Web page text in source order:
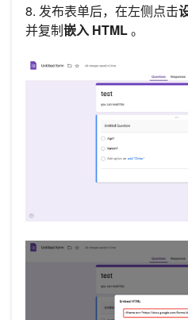
8. 发布表单后，在左侧点击
并复制嵌入 HTML。